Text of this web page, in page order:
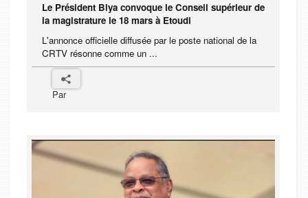
Le Président Biya convoque le Conseil supérieur de
la magistrature le 18 mars à Etoudi
L'annonce officielle diffusée par le poste national de la
CRTV résonne comme un ...
Par